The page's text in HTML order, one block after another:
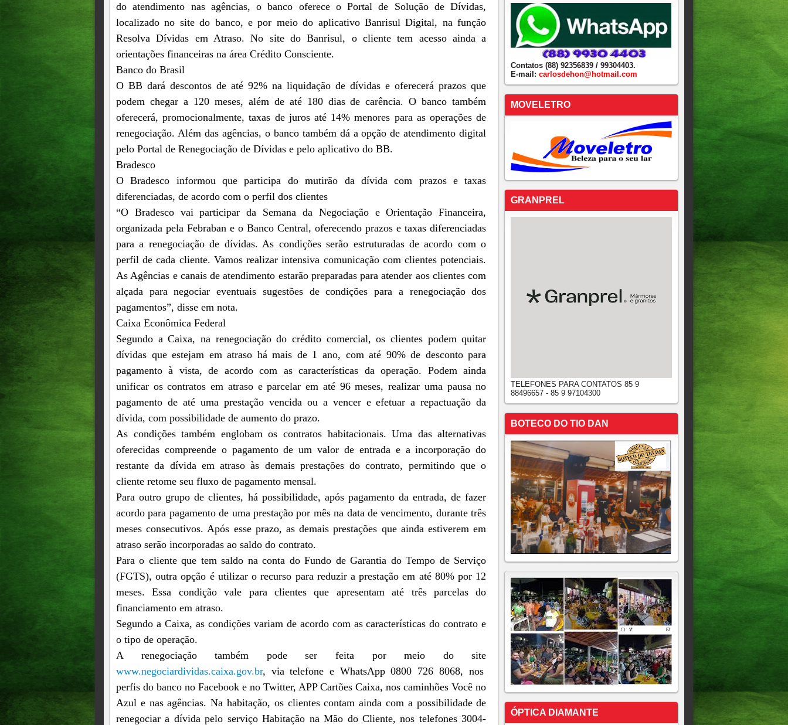
do atendimento nas agências, o banco oferece o Portal de Solução de Dívidas,
localizado no site do banco, e por meio do aplicativo Banrisul Digital, na função
Resolva Dívidas em Atraso. No site do Banrisul, o cliente tem acesso ainda a
orientações financeiras na área Crédito Consciente.
Banco do Brasil
O BB dará descontos de até 92% na liquidação de dívidas e oferecerá prazos que
podem chegar a 120 meses, além de até 180 dias de carência. O banco também
oferecerá, promocionalmente, taxas de juros até 14% menores para as operações de
renegociação. Além das agências, o banco também dá a opção de atendimento digital
pelo Portal de Renegociação de Dívidas e pelo aplicativo do BB.
Bradesco
O Bradesco informou que participa do mutirão da dívida com prazos e taxas
diferenciadas, de acordo com o perfil dos clientes
“O Bradesco vai participar da Semana da Negociação e Orientação Financeira,
organizada pela Febraban e o Banco Central, oferecendo prazos e taxas diferenciadas
para a renegociação de dívidas. As condições serão estruturadas de acordo com o
perfil de cada cliente. Vamos realizar intensiva comunicação com clientes potenciais.
As Agências e canais de atendimento estarão preparadas para atender aos clientes com
alçada para negociar eventuais sugestões de condições para a renegociação dos
pagamentos”, disse em nota.
Caixa Econômica Federal
Segundo a Caixa, na renegociação do crédito comercial, os clientes podem quitar
dívidas que estejam em atraso há mais de 1 ano, com até 90% de desconto para
pagamento à vista, de acordo com as características da operação. Podem ainda
unificar os contratos em atraso e parcelar em até 96 meses, realizar uma pausa no
pagamento de até uma prestação vencida ou a vencer e efetuar a repactuação da
dívida, com possibilidade de aumento do prazo.
As condições também englobam os contratos habitacionais. Uma das alternativas
oferecidas compreende o pagamento de um valor de entrada e a incorporação do
restante da dívida em atraso às demais prestações do contrato, permitindo que o
cliente retome seu fluxo de pagamento mensal.
Para outro grupo de clientes, há possibilidade, após pagamento da entrada, de fazer
acordo para pagamento de uma prestação por mês na data de vencimento, durante três
meses consecutivos. Após esse prazo, as demais prestações que ainda estiverem em
atraso serão incorporadas ao saldo do contrato.
Para o cliente que tem saldo na conta do Fundo de Garantia do Tempo de Serviço
(FGTS), outra opção é utilizar o recurso para reduzir a prestação em até 80% por 12
meses. Essa condição vale para clientes que apresentam até três parcelas do
financiamento em atraso.
Segundo a Caixa, as condições variam de acordo com as características do contrato e
o tipo de operação.
A renegociação também pode ser feita por meio do site
www.negociardividas.caixa.gov.br, via telefone e WhatsApp 0800 726 8068, nos
perfis do banco no Facebook e no Twitter, APP Cartões Caixa, nos caminhões Você no
Azul e nas agências. Na habitação, os clientes contam ainda com a possibilidade de
renegociar a dívida pelo serviço Habitação na Mão do Cliente, nos telefones 3004-
Contatos (88) 92356839 / 99304403.
E-mail: carlosdehon@hotmail.com
MOVELETRO
GRANPREL
TELEFONES PARA CONTATOS 85 9
88496657 - 85 9 97104300
BOTECO DO TIO DAN
ÓPTICA DIAMANTE